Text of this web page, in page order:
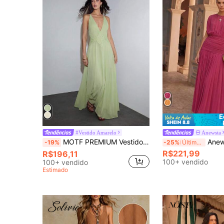
#Vestido Amarelo
-19% MOTF PREMIUM Vestido Extra Longo Ajustado com Cintura Marcada e Patchwork de Renda para Férias, Primavera e Verão
R$196,11
100+ vendido
Estimado
Anewsta
-25% Últimos 3 dias Anewsta Vestido Longo Feminino de
R$221,99
100+ vendido